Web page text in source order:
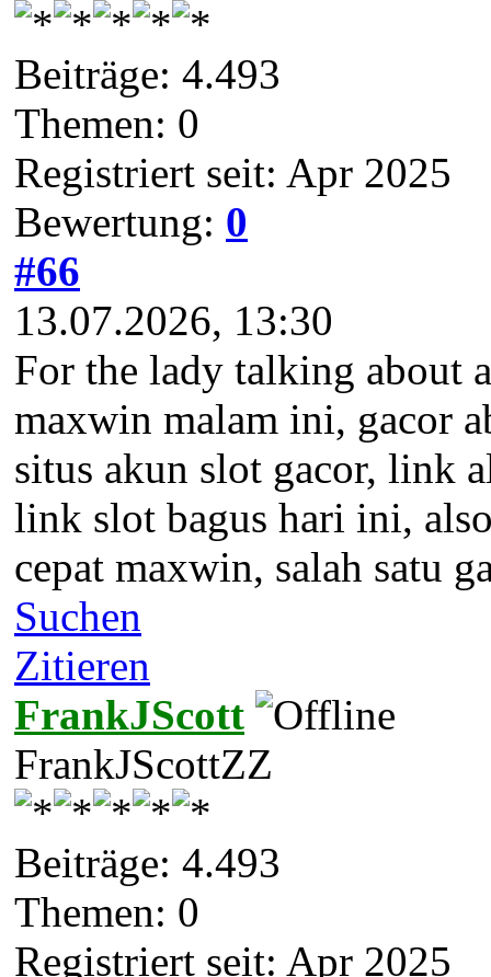
Beiträge: 4.493
Themen: 0
Registriert seit: Apr 2025
Bewertung: 0
#66
13.07.2026, 13:30
For the lady talking about
maxwin malam ini, gacor
situs akun slot gacor, link
link slot bagus hari ini,
cepat maxwin, salah satu
Suchen
Zitieren
FrankJScott
FrankJScottZZ
Beiträge: 4.493
Themen: 0
Registriert seit: Apr 2025